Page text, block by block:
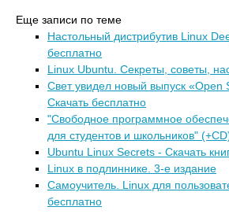
Еще записи по теме
Настольный дистрибутив Linux
бесплатно
Linux Ubuntu. Секреты, советы,
Свет увидел новый выпуск «Open
Скачать бесплатно
"Свободное программное
для студентов и школьников"
Ubuntu Linux Secrets - Скачать
Linux в подлиннике. 3-е издание
Самоучитель. Linux для
бесплатно